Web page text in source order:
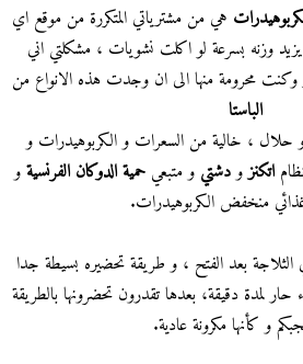
هيمن مشترياتي المتكررة من موقع اي
وزنه بسرعة لو اكلت نشويات ، مشكلتي اني
وكنت محرومة منها الى ان وجدت هذه الانواع من
الباستا
100% و حلال ، خالية من السعرات و الكربوهيدرات و
اتكنزودشتيو متبعيحمية الدوكان الفرنسيةو
منخفض الكربوهيدرات.
الثلاجة بعد الفتح ، و طريقة تحضيره بسيطة جدا
لمدة دقيقة، بعدها تقدرون تحضرونها بالطريقة
و كأنها مكرونة عادية.